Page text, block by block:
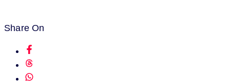
Share On